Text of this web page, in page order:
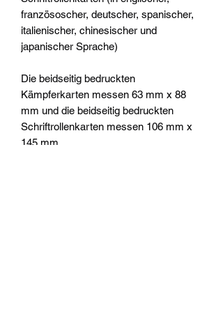
französoscher, deutscher, spanischer,
italienischer, chinesischer und
japanischer Sprache)
Die beidseitig bedruckten
Kämpferkarten messen 63 mm x 88
mm und die beidseitig bedruckten
Schriftrollenkarten messen 106 mm x
145 mm.